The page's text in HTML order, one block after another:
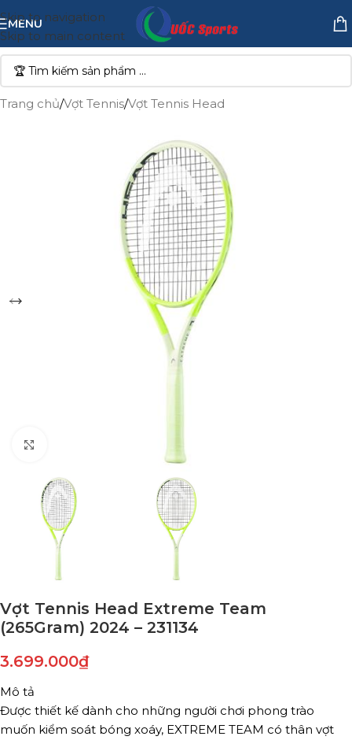
Skip to navigation
Skip to main content
MENU
Trang chủ/Vợt Tennis/Vợt Tennis Head
Vợt Tennis Head Extreme Team
(265Gram) 2024 – 231134
3.699.000₫
Mô tả
Được thiết kế dành cho những người chơi phong trào
muốn kiểm soát bóng xoáy, EXTREME TEAM có thân vợt